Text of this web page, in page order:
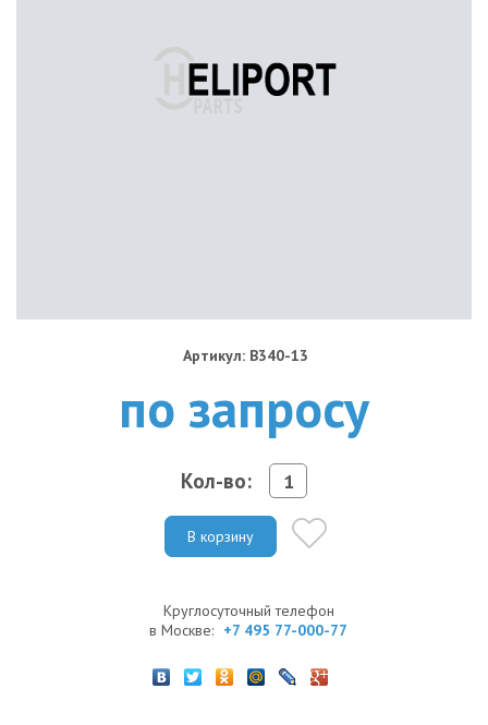
Артикул: B340-13
по запросу
Кол-во:
В корзину
Круглосуточный телефон
в Москве: +7 495 77-000-77